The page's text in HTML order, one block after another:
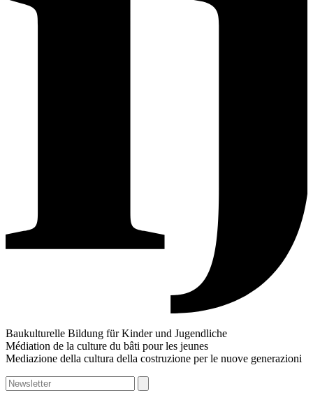
Baukulturelle Bildung für Kinder und Jugendliche
Médiation de la culture du bâti pour les jeunes
Mediazione della cultura della costruzione per le nuove generazioni